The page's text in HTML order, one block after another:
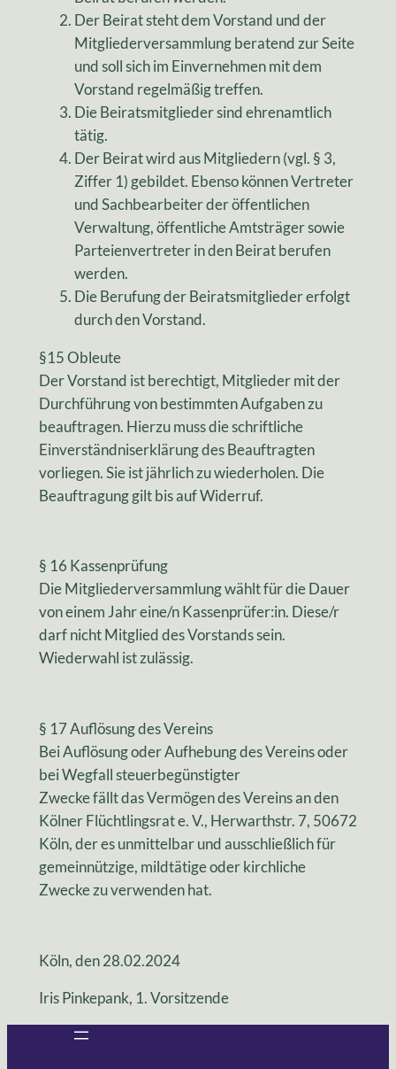
Der Beirat steht dem Vorstand und der
Mitgliederversammlung beratend zur Seite
und soll sich im Einvernehmen mit dem
Vorstand regelmäßig treffen.
Die Beiratsmitglieder sind ehrenamtlich
tätig.
Der Beirat wird aus Mitgliedern (vgl. § 3,
Ziffer 1) gebildet. Ebenso können Vertreter
und Sachbearbeiter der öffentlichen
Verwaltung, öffentliche Amtsträger sowie
Parteienvertreter in den Beirat berufen
werden.
Die Berufung der Beiratsmitglieder erfolgt
durch den Vorstand.
§15 Obleute
Der Vorstand ist berechtigt, Mitglieder mit der
Durchführung von bestimmten Aufgaben zu
beauftragen. Hierzu muss die schriftliche
Einverständniserklärung des Beauftragten
vorliegen. Sie ist jährlich zu wiederholen. Die
Beauftragung gilt bis auf Widerruf.
§ 16 Kassenprüfung
Die Mitgliederversammlung wählt für die Dauer
von einem Jahr eine/n Kassenprüfer:in. Diese/r
darf nicht Mitglied des Vorstands sein.
Wiederwahl ist zulässig.
§ 17 Auflösung des Vereins
Bei Auflösung oder Aufhebung des Vereins oder
bei Wegfall steuerbegünstigter
Zwecke fällt das Vermögen des Vereins an den
Kölner Flüchtlingsrat e. V., Herwarthstr. 7, 50672
Köln, der es unmittelbar und ausschließlich für
gemeinnützige, mildtätige oder kirchliche
Zwecke zu verwenden hat.
Köln, den 28.02.2024
Iris Pinkepank, 1. Vorsitzende